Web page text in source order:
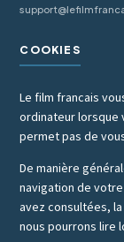
COOKIES
Le film francais
ordinateur lorsque
permet pas de
De manière
navigation de
avez consultées,
nous pourrons lire